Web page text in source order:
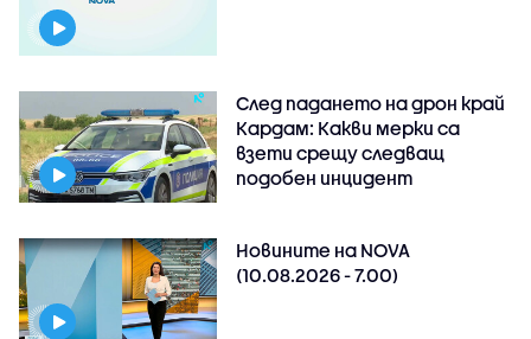
След падането на дрон край
Кардам: Какви мерки са
взети срещу следващ
подобен инцидент
Новините на NOVA
(10.08.2026 - 7.00)